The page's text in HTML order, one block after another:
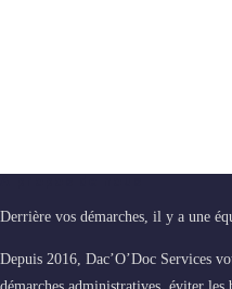
Derrière vos démarches, il y a une
Depuis 2016, Dac’O’Doc Services